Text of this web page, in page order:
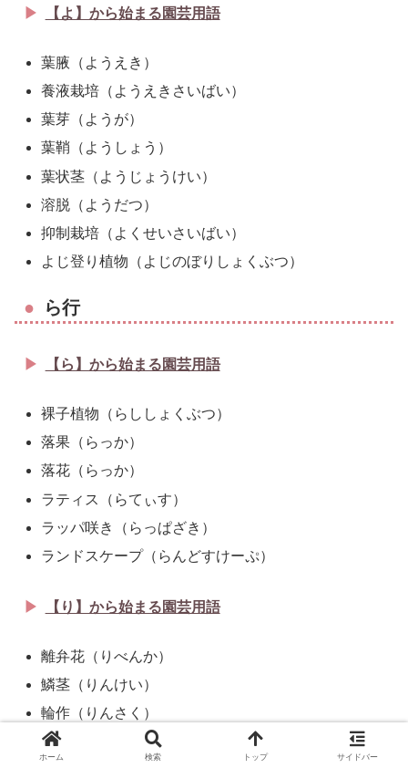
【よ】から始まる園芸用語
葉腋（ようえき）
養液栽培（ようえきさいばい）
葉芽（ようが）
葉鞘（ようしょう）
葉状茎（ようじょうけい）
溶脱（ようだつ）
抑制栽培（よくせいさいばい）
よじ登り植物（よじのぼりしょくぶつ）
ら行
【ら】から始まる園芸用語
裸子植物（らししょくぶつ）
落果（らっか）
落花（らっか）
ラティス（らてぃす）
ラッパ咲き（らっぱざき）
ランドスケープ（らんどすけーぷ）
【り】から始まる園芸用語
離弁花（りべんか）
鱗茎（りんけい）
輪作（りんさく）
【る】から始まる園芸用語
ホーム 検索 トップ サイドバー